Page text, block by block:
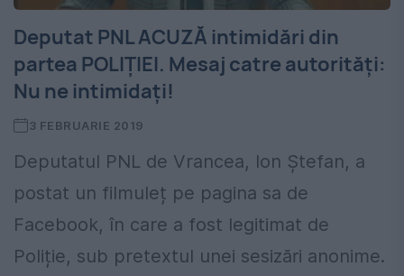
Deputat PNL ACUZĂ intimidări din
partea POLIȚIEI. Mesaj catre autorități:
Nu ne intimidați!
3 FEBRUARIE 2019
Deputatul PNL de Vrancea, Ion Ștefan, a
postat un filmuleț pe pagina sa de
Facebook, în care a fost legitimat de
Poliție, sub pretextul unei sesizări anonime.